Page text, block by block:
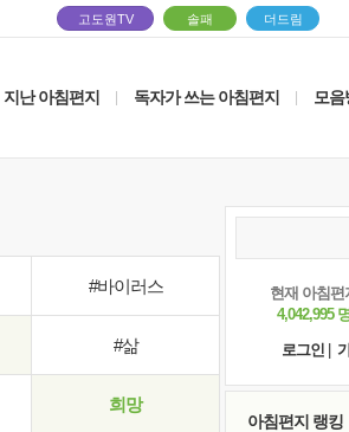
고도원TV 솔패 더드림
지난 아침편지 독자가 쓰는 아침편지 모음
#바이러스
#삶
희망
현재 아침편
4,042,995
로그인
아침편지 랭킹